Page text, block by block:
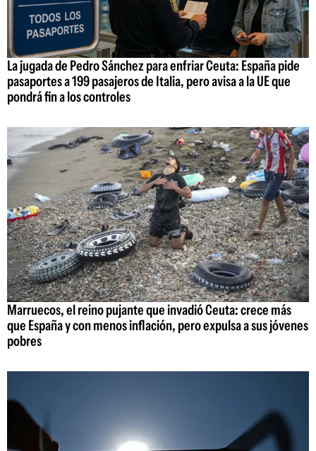
La jugada de Pedro Sánchez para enfriar Ceuta: España pide
pasaportes a 199 pasajeros de Italia, pero avisa a la UE que
pondrá fin a los controles
Marruecos, el reino pujante que invadió Ceuta: crece más
que España y con menos inflación, pero expulsa a sus jóvenes
pobres